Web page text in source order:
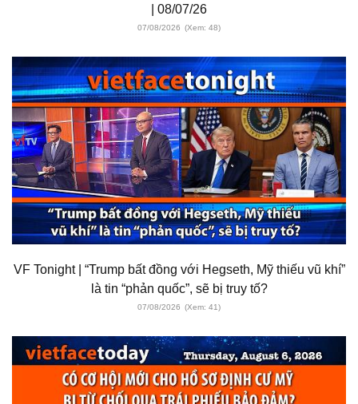
| 08/07/26
07/08/2026 (Xem: 48)
VF Tonight | “Trump bất đồng với Hegseth, Mỹ thiếu vũ khí”
là tin “phản quốc”, sẽ bị truy tố?
07/08/2026 (Xem: 41)